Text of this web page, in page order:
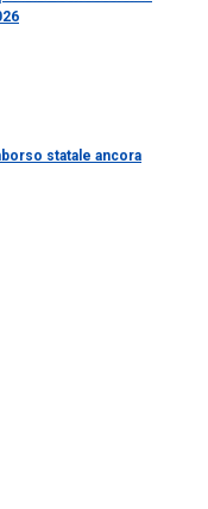
statale ancora